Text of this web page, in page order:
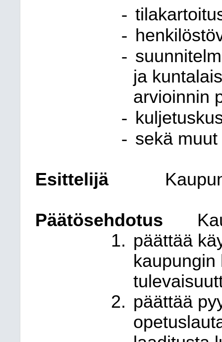
-
-
-
ja
arvioinnin
-
- sekä
Esittelijä
Päätösehdotus
päättää
päättää